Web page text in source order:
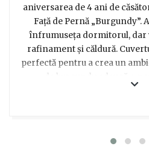
aniversarea de 4 ani de
Față de Pernă „Burgundy”.
înfrumuseța dormitorul, dar
rafinament și căldură.
perfectă pentru a crea un
de burgundy adaugă o